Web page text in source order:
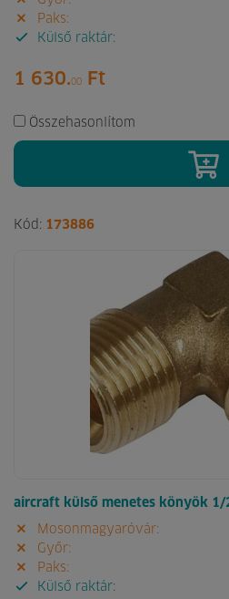
Paks:
Külső raktár:
1 630.00 Ft
Összehasonlítom
Kód: 173886
aircraft külső menetes könyök 1/
Mosonmagyaróvár:
Győr:
Paks:
Külső raktár: